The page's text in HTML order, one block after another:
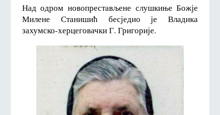
Над одром новопрестављене слушкиње Божје
Милене Станишић бесједио је Владика
захумско-херцеговачки Г. Григорије.